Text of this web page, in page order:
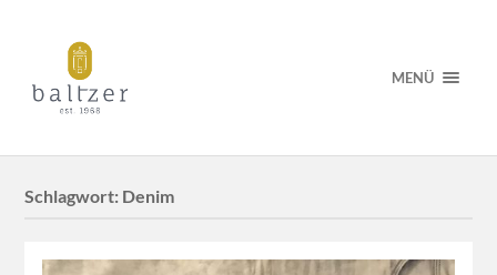
MENÜ
Schlagwort: Denim